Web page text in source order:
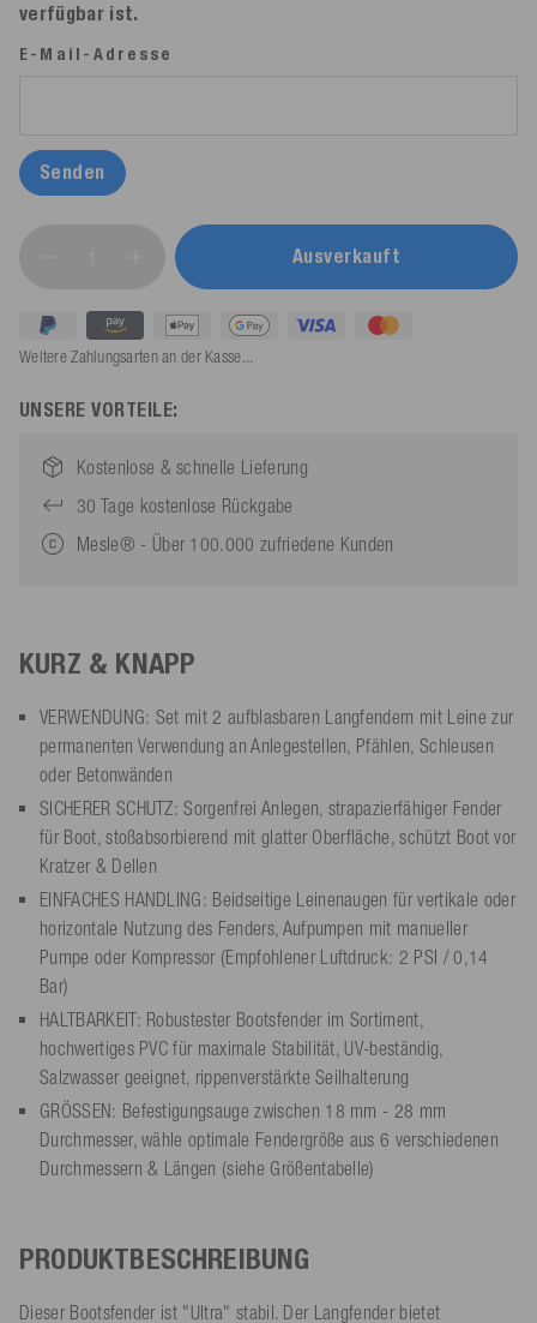
verfügbar ist.
E-Mail-Adresse
Senden
Ausverkauft
Weitere Zahlungsarten an der Kasse...
UNSERE VORTEILE:
Kostenlose & schnelle Lieferung
30 Tage kostenlose Rückgabe
Mesle® - Über 100.000 zufriedene Kunden
KURZ & KNAPP
VERWENDUNG: Set mit 2 aufblasbaren Langfendern mit Leine zur
permanenten Verwendung an Anlegestellen, Pfählen, Schleusen
oder Betonwänden
SICHERER SCHUTZ: Sorgenfrei Anlegen, strapazierfähiger Fender
für Boot, stoßabsorbierend mit glatter Oberfläche, schützt Boot vor
Kratzer & Dellen
EINFACHES HANDLING: Beidseitige Leinenaugen für vertikale oder
horizontale Nutzung des Fenders, Aufpumpen mit manueller
Pumpe oder Kompressor (Empfohlener Luftdruck: 2 PSI / 0,14
Bar)
HALTBARKEIT: Robustester Bootsfender im Sortiment,
hochwertiges PVC für maximale Stabilität, UV-beständig,
Salzwasser geeignet, rippenverstärkte Seilhalterung
GRÖSSEN: Befestigungsauge zwischen 18 mm - 28 mm
Durchmesser, wähle optimale Fendergröße aus 6 verschiedenen
Durchmessern & Längen (siehe Größentabelle)
PRODUKTBESCHREIBUNG
Dieser Bootsfender ist "Ultra" stabil. Der Langfender bietet